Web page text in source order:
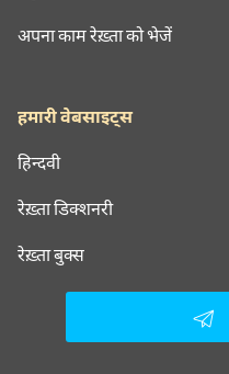
अपना काम रेख़्ता को भेजें
हमारी वेबसाइट्स
हिन्दवी
रेख़्ता डिक्शनरी
रेख़्ता बुक्स